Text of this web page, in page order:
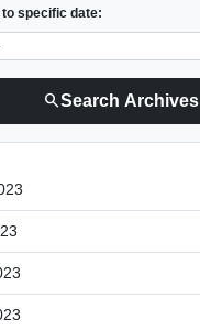
specific date:
searchSearch Archives